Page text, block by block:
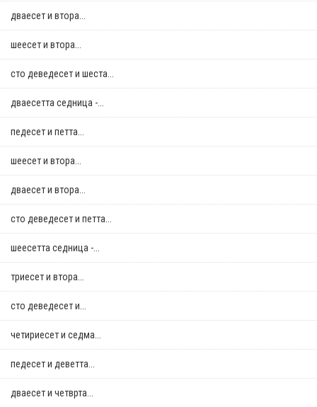
дваесет и втора...
шеесет и втора...
сто деведесет и шеста...
дваесетта седница -...
педесет и петта...
шеесет и втора...
дваесет и втора...
сто деведесет и петта...
шеесетта седница -...
триесет и втора...
сто деведесет и...
четириесет и седма...
педесет и деветта...
дваесет и четврта...